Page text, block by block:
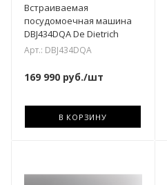
Встраиваемая
посудомоечная машина
DBJ434DQA De Dietrich
Арт.: DBJ434DQA
169 990 руб./шт
В КОРЗИНУ